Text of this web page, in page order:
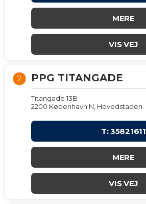
MERE
VIS VEJ
2 PPG TITANGADE
Titangade 13B
2200 København N, Hovedstaden
T: 35821611
MERE
VIS VEJ